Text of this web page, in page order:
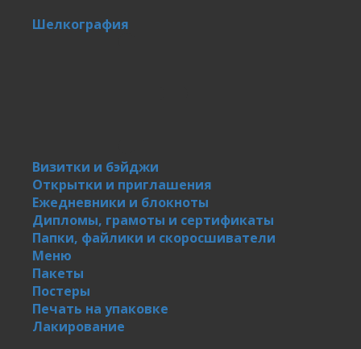
Шелкография
Визитки и бэйджи
Открытки и приглашения
Ежедневники и блокноты
Дипломы, грамоты и сертификаты
Папки, файлики и скоросшиватели
Меню
Пакеты
Постеры
Печать на упаковке
Лакирование